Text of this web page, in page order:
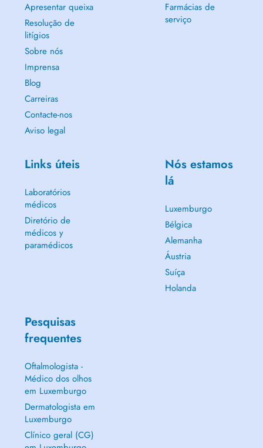
Apresentar queixa
Resolução de
litígios
Sobre nós
Imprensa
Blog
Carreiras
Contacte-nos
Aviso legal
Farmácias de
serviço
Links úteis
Laboratórios
médicos
Diretório de
médicos y
paramédicos
Nós estamos
lá
Luxemburgo
Bélgica
Alemanha
Áustria
Suíça
Holanda
Pesquisas
frequentes
Oftalmologista -
Médico dos olhos
em Luxemburgo
Dermatologista em
Luxemburgo
Clínico geral (CG)